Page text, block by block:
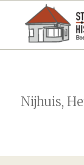
Nijhuis,